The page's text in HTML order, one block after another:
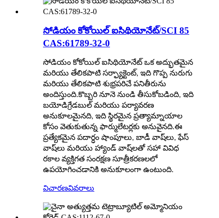
సోడియం కోకోయిల్ ఐసిథియోనేట్/SCI 85
CAS:61789-32-0
సోడియం కోకోయిల్ ఐసిథియోనేట్ ఒక అద్భుతమైన
మరియు తేలికపాటి సర్ఫ్యాక్టెంట్, ఇది గొప్ప నురుగు
మరియు తేలికపాటి శుభ్రపరిచే పనితీరును
అందిస్తుంది.కొబ్బరి నూనె నుండి తీసుకోబడింది, ఇది
బయోడిగ్రేడబుల్ మరియు పర్యావరణ
అనుకూలమైనది, ఇది స్థిరమైన ప్రత్యామ్నాయాల
కోసం వెతుకుతున్న ఫార్ములేటర్లకు అనువైనది.ఈ
ప్రత్యేకమైన పదార్ధం షాంపూలు, బాడీ వాష్‌లు, ఫేస్
వాష్‌లు మరియు హ్యాండ్ వాష్‌లతో సహా వివిధ
రకాల వ్యక్తిగత సంరక్షణ సూత్రీకరణలలో
ఉపయోగించడానికి అనుకూలంగా ఉంటుంది.
విచారణవివరాలు